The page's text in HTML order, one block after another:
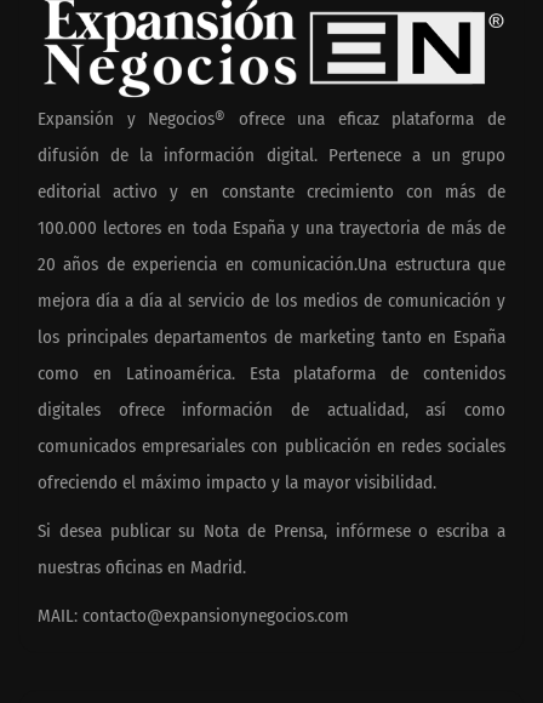
Expansión y Negocios® ofrece una eficaz plataforma de
difusión de la información digital. Pertenece a un grupo
editorial activo y en constante crecimiento con más de
100.000 lectores en toda España y una trayectoria de más de
20 años de experiencia en comunicación.Una estructura que
mejora día a día al servicio de los medios de comunicación y
los principales departamentos de marketing tanto en España
como en Latinoamérica. Esta plataforma de contenidos
digitales ofrece información de actualidad, así como
comunicados empresariales con publicación en redes sociales
ofreciendo el máximo impacto y la mayor visibilidad.
Si desea publicar su Nota de Prensa, infórmese o escriba a
nuestras oficinas en Madrid.
MAIL: contacto@expansionynegocios.com